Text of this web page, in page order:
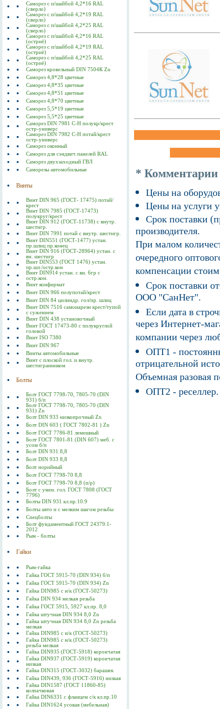
Саморез с п/шайбой 4,2*16 RAL
(сверло)
Саморез с п/шайбой 4,2*19 RAL
(сверло)
Саморез с п/шайбой 4,2*25 RAL
(сверло)
Саморез с п/шайбой 4,2*16 RAL
(остриё)
Саморез с п/шайбой 4,2*19 RAL
(остриё)
Саморез с п/шайбой 4,2*25 RAL
(остриё)
Саморез кровельный DIN 7504К Zn
Саморез 4,8*28 цветные
Саморез 4,8*35 цветные
Саморез 4,8*51 цветные
Саморез 4,8*70 цветные
Саморез 5,5*19 цветные
Саморез 5,5*25 цветные
Саморез DIN 7981 C-Н полукр/крест
остр-универс
Саморез DIN 7982 C-Н потай/крест
остр-универс
Саморез оконный
Саморез для сэндвич панелей RAL
Саморез двухзаходный ГВЛ
Саморезы автомобильные
Винты
Винт DIN 965 (ГОСТ- 17475) потай/
крест
Винт DIN 7985 (ГОСТ-17473)
полукруг/крест
Винт DIN 912 (ГОСТ-11738) с внутр.
шестигр.
Винт DIN 7991 потай с внутр. шестигр.
Винт DIN551 (ГОСТ-1477) устан.
пр.шлиц пр.конец
Винт DIN 916 (ГОСТ-28964) устан. с
вн. шестигр
Винт DIN553 (ГОСТ 1476) устан.
пр.шл./остр.кон
Винт DIN914 устан. с вн. 6гр с
остр.кон.
Винт конфирмат
Винт DIN 966 полупотай/крест
Винт DIN 84 цилиндр. гол/пр. шлиц
Винт DIN 7516 самонарезн крест/тупой
с сужением
Винт DIN 438 установочный
Винт ГОСТ 17473-80 c полукруглой
головой
Винт ISO 7380
Винт DIN 967
Винты автомобильные
Винт с плоской гол. и внутр.
шестигранником
Болты
Болт ГОСТ 7798-70, 7805-70 (DIN
931) б/п
Болт ГОСТ 7798-70, 7805-70 (DIN
931) Zn
Болт DIN 933 низкопрочный Zn
Болт DIN 603 ( ГОСТ 7802-81 ) Zn
Болт ГОСТ 7786-81 лемешный
Болт ГОСТ 7801-81 (DIN 607) меб. с
усом б/п
Болт DIN 931 8,8
Болт DIN 933 8,8
Болт норийный
Болт ГОСТ 7798-70 8,8
Болт ГОСТ 7798-70 8,8 (п/р)
Болт с умен. гол. ГОСТ 7808 (ГОСТ
7796)
Болты DIN 931 кл.пр.10.9
Болты авто и с мелким шагом резьбы
Спецболты
Болт фундаментный ГОСТ 24379.1-
2012
Рым - болты
Гайки
Рым-гайка
Гайка ГОСТ 5915-70 (DIN 934) б/п
Гайка ГОСТ 5915-70 (DIN 934) Zn
Гайка DIN985 с н/к (ГОСТ-50273)
Гайка DIN 934 мелкая резьба
Гайка ГОСТ 5915, 5927 кл.пр. 8,0
Гайка штучная DIN 934 8,0 Zn
Гайка штучная DIN 934 8,0 Zn резьба
мелкая
Гайка DIN985 с н/к (ГОСТ-50273)
Гайка DIN985 с н/к (ГОСТ-50273)
резьба мелкая
Гайка DIN935 (ГОСТ-5918) корончатая
Гайка DIN937 (ГОСТ-5919) корончатая
низкая
Гайка DIN315 (ГОСТ-3032) барашек
Гайка DIN439, 936 (ГОСТ-5916) низкая
Гайка DIN1587 (ГОСТ 11860-85)
колпачковая
Гайка DIN6331 с фланцем с/к кл.пр.10
Гайка DIN1624 усовая (мебельная)
* Комментарии
Цены на
Цены на услуги
Срок поставки
производителя.
При малом
очередного
компенсации
Срок поставки
ООО "СанНет".
Если дата в
через Интернет-
компании через
ОПТ1 -
отрицательной
Объемная разовая
ОПТ2 -